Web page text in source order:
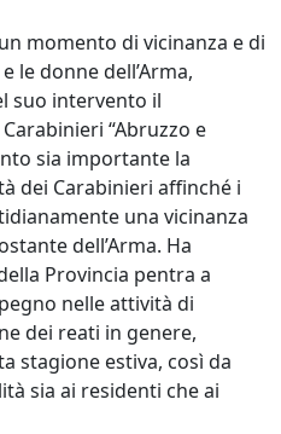
momento di vicinanza e di
le donne dell’Arma,
suo intervento il
“Abruzzo e
sia importante la
dei Carabinieri affinché i
una vicinanza
dell’Arma. Ha
Provincia pentra a
nelle attività di
dei reati in genere,
stagione estiva, così da
sia ai residenti che ai